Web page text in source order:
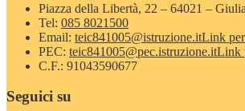
Piazza della Libertà, 22 – 64021 –
Tel: 085 8021500
Email: teic841005@istruzione.itLink
PEC: teic841005@pec.istruzione.itLink
C.F.: 91043590677
Seguici su